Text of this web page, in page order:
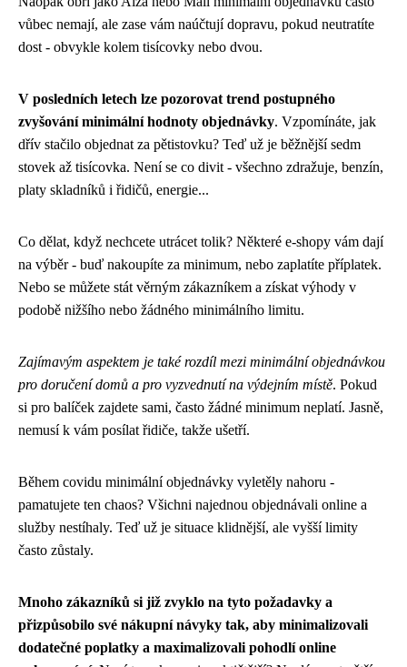
vůbec nemají, ale zase vám naúčtují dopravu, pokud neutratíte
dost - obvykle kolem tisícovky nebo dvou.
V posledních letech lze pozorovat trend postupného
zvyšování minimální hodnoty objednávky. Vzpomínáte, jak
dřív stačilo objednat za pětistovku? Teď už je běžnější sedm
stovek až tisícovka. Není se co divit - všechno zdražuje, benzín,
platy skladníků i řidičů, energie...
Co dělat, když nechcete utrácet tolik? Některé e-shopy vám dají
na výběr - buď nakoupíte za minimum, nebo zaplatíte příplatek.
Nebo se můžete stát věrným zákazníkem a získat výhody v
podobě nižšího nebo žádného minimálního limitu.
Zajímavým aspektem je také rozdíl mezi minimální objednávkou
pro doručení domů a pro vyzvednutí na výdejním místě. Pokud
si pro balíček zajdete sami, často žádné minimum neplatí. Jasně,
nemusí k vám posílat řidiče, takže ušetří.
Během covidu minimální objednávky vyletěly nahoru -
pamatujete ten chaos? Všichni najednou objednávali online a
služby nestíhaly. Teď už je situace klidnější, ale vyšší limity
často zůstaly.
Mnoho zákazníků si již zvyklo na tyto požadavky a
přizpůsobilo své nákupní návyky tak, aby minimalizovali
dodatečné poplatky a maximalizovali pohodlí online